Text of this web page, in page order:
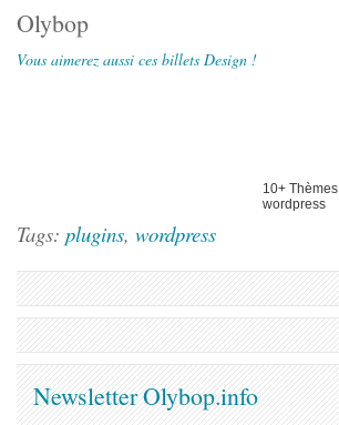
Olybop
Vous aimerez aussi ces billets Design !
10+ Thèmes
wordpress
Tags: plugins, wordpress
Newsletter Olybop.info